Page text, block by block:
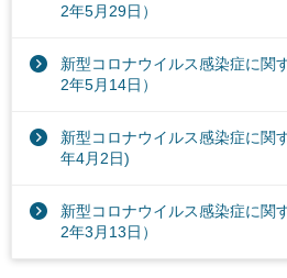
2年5月29日）
新型コロナウイルス感染症に関
2年5月14日）
新型コロナウイルス感染症に関
年4月2日)
新型コロナウイルス感染症に関
2年3月13日）